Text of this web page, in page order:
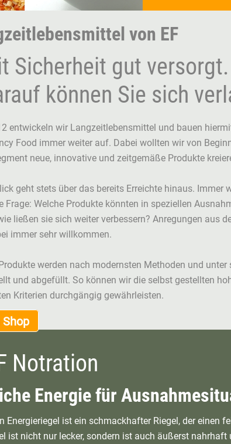
von EF
Sicherheit gut versorgt.
können Sie sich
entwickeln wir Langzeitlebensmittel und bauen
Food immer weiter auf. Dabei wollten wir von
neue, innovative und zeitgemäße Produkte
geht stets über das bereits Erreichte hinaus. Immer
Frage: Welche Produkte könnten in speziellen
ließen sie sich weiter verbessern? Anregungen aus
immer sehr willkommen.
werden nach modernsten Methoden und
und abgefüllt. So können wir die selbst gestellten
Kriterien durchgängig gewährleisten.
Notration
Energie für
Energieriegel ist ein schmackhafter Riegel, der einen
ist nicht nur lecker, sondern ist auch äußerst